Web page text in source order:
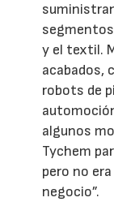
y el textil.
acabados,
robots de
algunos
Tychem
pero no
negocio”.